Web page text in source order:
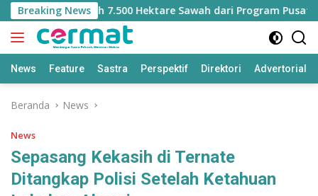
Langsung
ke
konten
Breaking News
Jatah 7.500 Hektare Sawah dari Program Pusat
News Feature Sastra Perspektif Direktori Advertorial
Beranda News
News
Sepasang Kekasih di Ternate
Ditangkap Polisi Setelah Ketahuan